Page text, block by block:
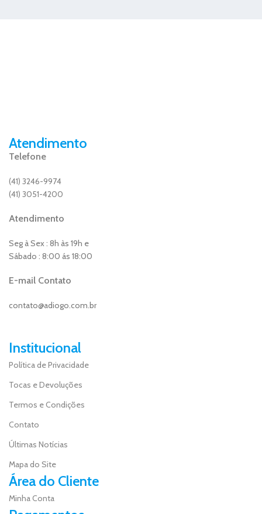
Atendimento
Telefone
(41) 3246-9974
(41) 3051-4200
Atendimento
Seg à Sex : 8h às 19h e
Sábado : 8:00 ás 18:00
E-mail Contato
contato@adiogo.com.br
Institucional
Política de Privacidade
Tocas e Devoluções
Termos e Condições
Contato
Últimas Notícias
Mapa do Site
Área do Cliente
Minha Conta